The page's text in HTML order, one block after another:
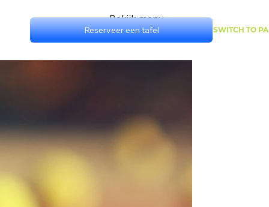
Bekijk menu
Reserveer een tafel SWITCH TO